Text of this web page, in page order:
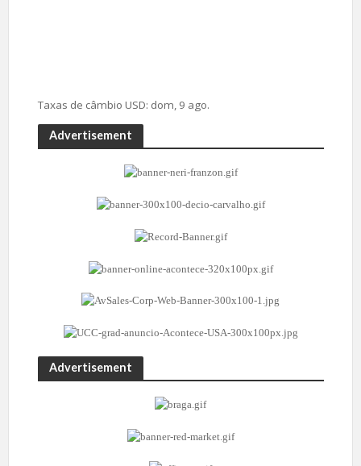
Taxas de câmbio USD: dom, 9 ago.
Advertisement
Advertisement